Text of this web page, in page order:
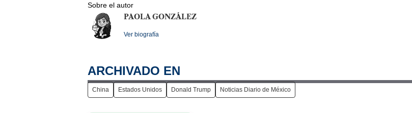
Sobre el autor
PAOLA GONZÁLEZ
Ver biografía
ARCHIVADO EN
China Estados Unidos Donald Trump Noticias Diario de México